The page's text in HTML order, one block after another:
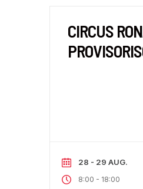
CIRCUS
28 - 29 AUG.
8:00 - 18:00